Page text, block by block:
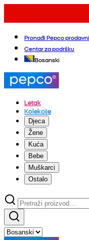
Pronađi Pepco
Centar za podršku
Bosanski
Letak
Kolekcije
Djeca
Žene
Kuća
Bebe
Muškarci
Ostalo